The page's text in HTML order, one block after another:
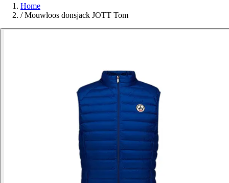
Home
/ Mouwloos donsjack JOTT Tom